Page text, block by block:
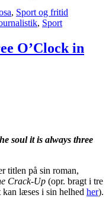
, Sport og fritid
, Sport
O’Clock in
soul it is always three
titlen på sin roman,
Crack-Up (opr. bragt i tre
kan læses i sin helhed her).